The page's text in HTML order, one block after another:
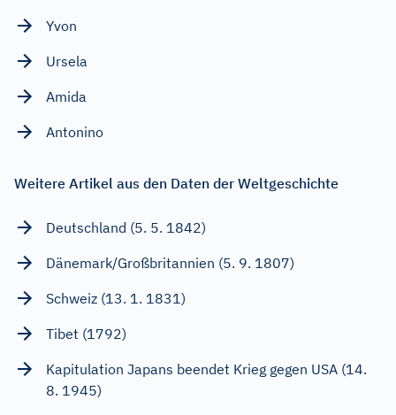
Yvon
Ursela
Amida
Antonino
Weitere Artikel aus den Daten der Weltgeschichte
Deutschland (5. 5. 1842)
Dänemark/Großbritannien (5. 9. 1807)
Schweiz (13. 1. 1831)
Tibet (1792)
Kapitulation Japans beendet Krieg gegen USA (14.
8. 1945)